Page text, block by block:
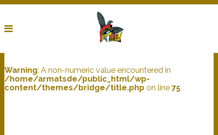
Warning: A non-numeric value encountered in
/home/armatsde/public_html/wp-
content/themes/bridge/title.php on line 75